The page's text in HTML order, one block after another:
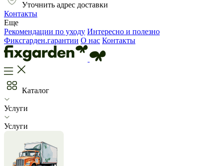
Уточнить адрес доставки
Контакты
Еще
Рекомендации по уходу Интересно и полезно
Фиксгарден.гарантии О нас Контакты
Каталог
Услуги
Услуги